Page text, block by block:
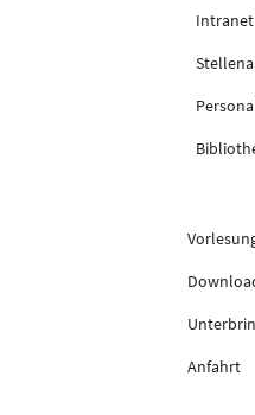
Intranet
Anfahrt